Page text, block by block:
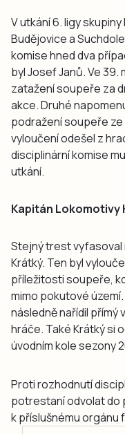
V utkání 6. ligy
Budějovice a
komise hned dva
byl Josef Janů. Ve
zatažení soupeře za
akce. Druhé
podražení soupeře
vyloučení odešel z
disciplinární komise
utkání.
Kapitán Lokomotivy
Stejný trest vyfasoval
Krátký. Ten byl
příležitosti soupeře,
mimo pokutové
následně nařídil přímý
hráče. Také Krátký si
úvodním kole sezony
Proti rozhodnutí
potrestaní odvolat do
k příslušnému orgánu